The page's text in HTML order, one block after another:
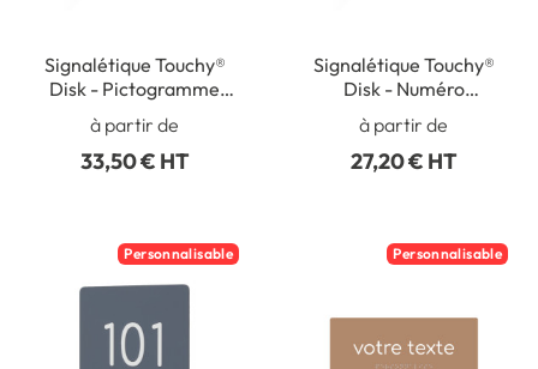
Signalétique Touchy®
Disk - Pictogramme
personnalisé - Diamètre
Ø120 mm
à partir de
33,50 € HT
Signalétique Touchy®
Disk - Numéro
personnalisé jusqu’à
trois caractères -
Diamètre Ø120 mm
à partir de
27,20 € HT
Personnalisable Personnalisable